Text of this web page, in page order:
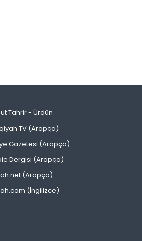
Tahrir - Ürdün
TV (Arapça)
Gazetesi (Arapça)
Dergisi (Arapça)
(Arapça)
(İngilizce)